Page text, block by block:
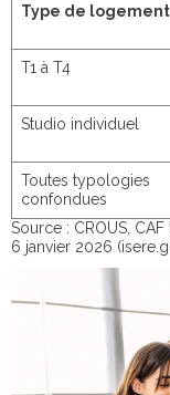
Type de logement
T1 à T4
Studio individuel
Toutes typologies
confondues
Source : CROUS,
6 janvier 2026